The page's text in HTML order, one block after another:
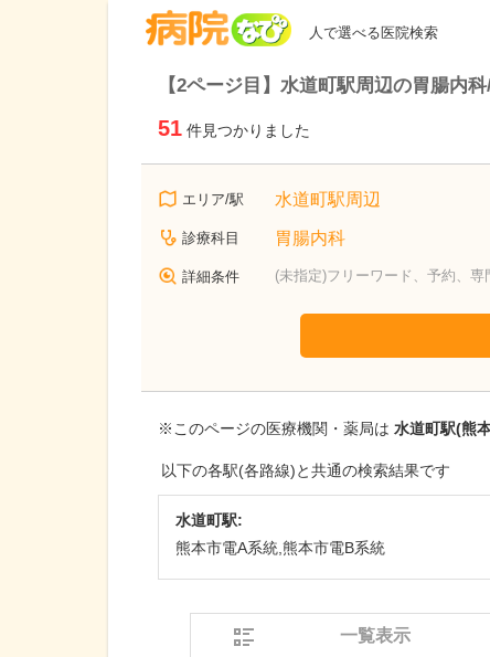
人で選べる医院検索
【2ページ目】水道町駅周辺の胃腸内
51 件見つかりました
エリア/駅 水道町駅周辺
診療科目 胃腸内科
詳細条件 (未指定)フリーワード、予約、
※このページの医療機関・薬局は 水道町駅(熊
以下の各駅(各路線)と共通の検索結果です
水道町駅:
熊本市電A系統,熊本市電B系統
一覧表示